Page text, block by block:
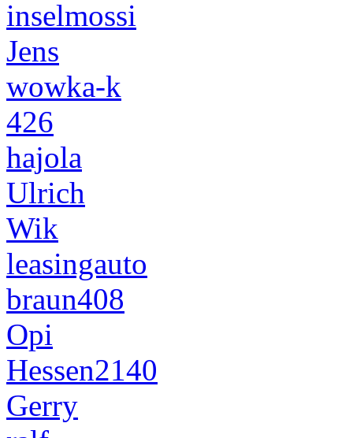
inselmossi
Jens
wowka-k
426
hajola
Ulrich
Wik
leasingauto
braun408
Opi
Hessen2140
Gerry